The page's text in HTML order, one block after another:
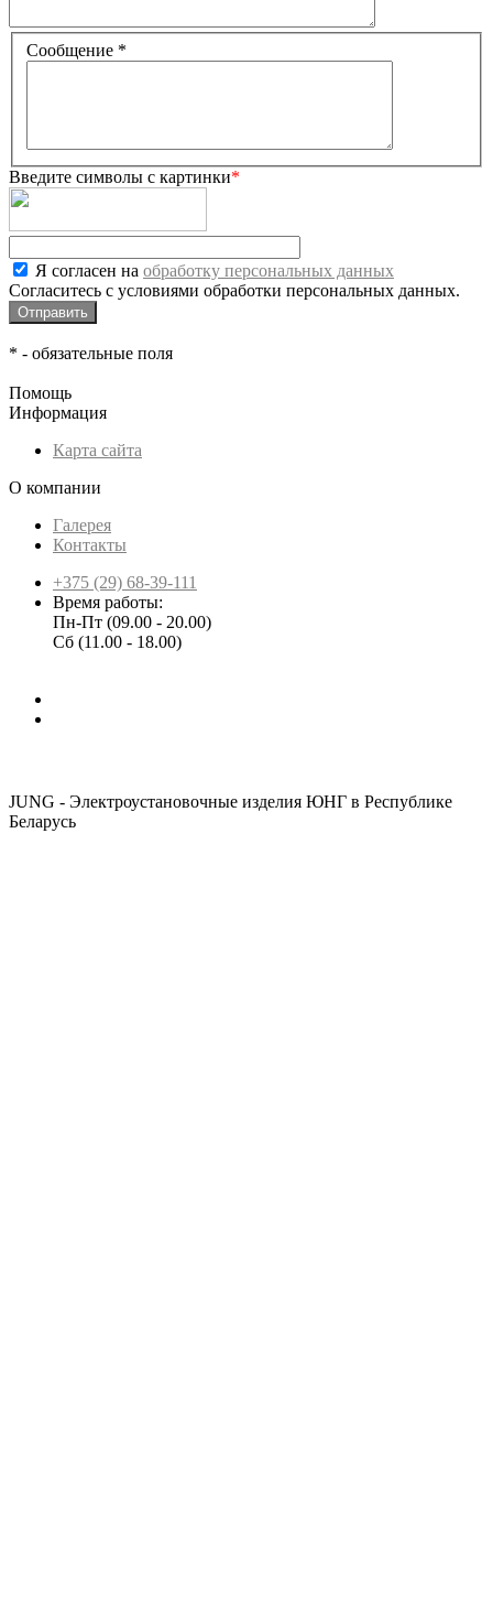
Сообщение *
Введите символы с картинки*
Я согласен на обработку персональных данных
Согласитесь с условиями обработки персональных данных.
* - обязательные поля
Помощь
Информация
Карта сайта
О компании
Галерея
Контакты
+375 (29) 68-39-111
Время работы:
Пн-Пт (09.00 - 20.00)
Сб (11.00 - 18.00)
JUNG - Электроустановочные изделия ЮНГ в Республике
Беларусь